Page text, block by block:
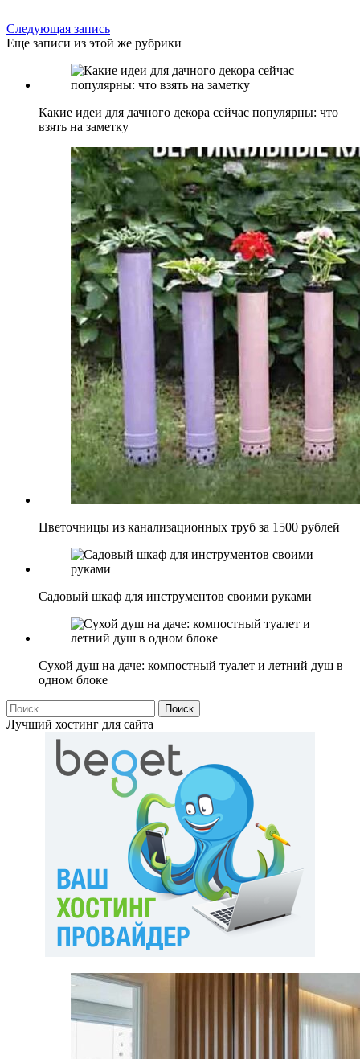
Следующая запись
Еще записи из этой же рубрики
Какие идеи для дачного декора сейчас популярны: что
взять на заметку
Цветочницы из канализационных труб за 1500 рублей
Садовый шкаф для инструментов своими руками
Сухой душ на даче: компостный туалет и летний душ в
одном блоке
Найти:
Лучший хостинг для сайта